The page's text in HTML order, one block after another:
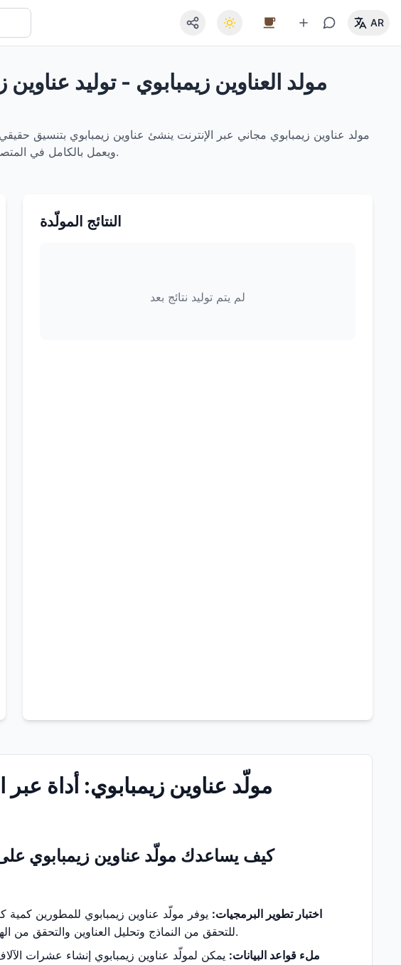
AR
مولد العناوين زيمبابوي - توليد
مولد عناوين زيمبابوي مجاني عبر الإنترنت ينشئ عناوين زيمبابوي بتنسيق
يدعم التصفية حسب المحافظة وتصدير JSON/CSV ويعمل بالكامل في المتصفح لحماية الخصوصية.
النتائج المولّدة
لم يتم توليد نتائج بعد
مولّد عناوين زيمبابوي: أداة عبر
كيف يساعدك مولّد عناوين زيمبابوي
اختبار تطوير البرمجيات: يوفر مولّد عناوين زيمبابوي للمطورين كمية
للتحقق من النماذج وتحليل العناوين والتحقق من الهوية والاختبارات الوظيفية الأخرى دون إدخال معلومات حقيقية يدويًا.
ملء قواعد البيانات: يمكن لمولّد عناوين زيمبابوي إنشاء عشرات